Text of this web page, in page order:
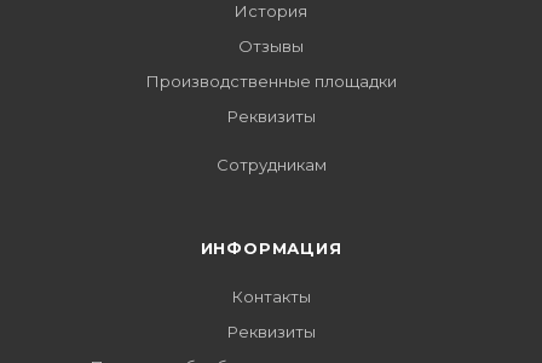
История
Отзывы
Производственные площадки
Реквизиты
Сотрудникам
ИНФОРМАЦИЯ
Контакты
Реквизиты